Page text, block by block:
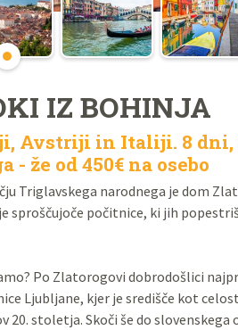
IZ BOHINJA
Avstriji in Italiji. 8 dni,
že od 450€ na osebo
Triglavskega narodnega je dom
sproščujoče počitnice, ki jih
Po Zlatorogovi dobrodošlici
Ljubljane, kjer je središče kot
stoletja. Skoči še do slovenskega